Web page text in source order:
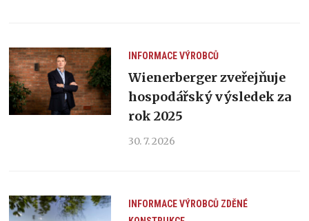
INFORMACE VÝROBCŮ
Wienerberger zveřejňuje
hospodářský výsledek za
rok 2025
30. 7. 2026
INFORMACE VÝROBCŮ ZDĚNÉ